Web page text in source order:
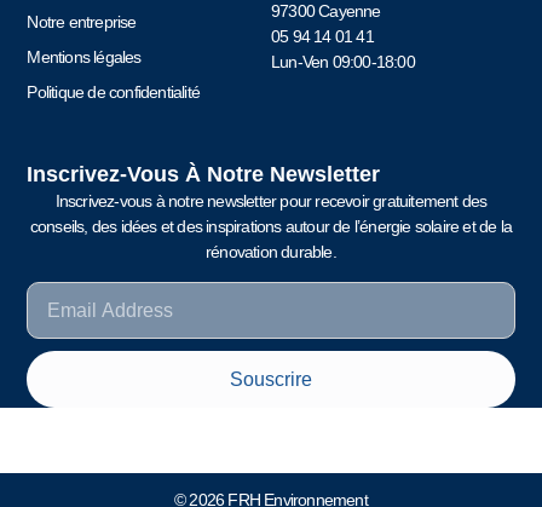
Notre entreprise
Mentions légales
Politique de confidentialité
97300 Cayenne
05 94 14 01 41
Lun-Ven 09:00-18:00
Inscrivez-Vous À Notre Newsletter
Inscrivez-vous à notre newsletter pour recevoir gratuitement des
conseils, des idées et des inspirations autour de l’énergie solaire et de la
rénovation durable.
Souscrire
© 2026 FRH Environnement